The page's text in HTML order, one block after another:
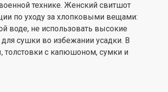
технике. Женский свитшот
по уходу за хлопковыми вещами:
воде, не использовать высокие
сушки во избежании усадки. В
толстовки с капюшоном, сумки и